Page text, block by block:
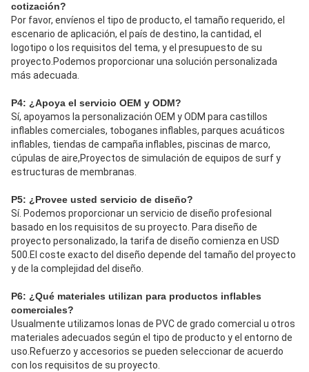
cotización?
Por favor, envíenos el tipo de producto, el tamaño requerido, el
escenario de aplicación, el país de destino, la cantidad, el
logotipo o los requisitos del tema, y el presupuesto de su
proyecto.Podemos proporcionar una solución personalizada
más adecuada.
P4: ¿Apoya el servicio OEM y ODM?
Sí, apoyamos la personalización OEM y ODM para castillos
inflables comerciales, toboganes inflables, parques acuáticos
inflables, tiendas de campaña inflables, piscinas de marco,
cúpulas de aire,Proyectos de simulación de equipos de surf y
estructuras de membranas.
P5: ¿Provee usted servicio de diseño?
Sí. Podemos proporcionar un servicio de diseño profesional
basado en los requisitos de su proyecto. Para diseño de
proyecto personalizado, la tarifa de diseño comienza en USD
500.El coste exacto del diseño depende del tamaño del proyecto
y de la complejidad del diseño.
P6: ¿Qué materiales utilizan para productos inflables
comerciales?
Usualmente utilizamos lonas de PVC de grado comercial u otros
materiales adecuados según el tipo de producto y el entorno de
uso.Refuerzo y accesorios se pueden seleccionar de acuerdo
con los requisitos de su proyecto.